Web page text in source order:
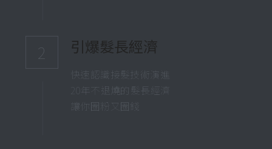
2 引爆髮長經濟
快速認識接髮技術演進
20年不退燒的髮長經濟
讓你圈粉又圈錢